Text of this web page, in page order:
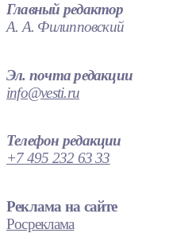
Главный редактор
А. А. Филипповский
Эл. почта редакции
info@vesti.ru
Телефон редакции
+7 495 232 63 33
Реклама на сайте
Росреклама